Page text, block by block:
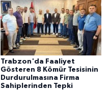
Trabzon'da Faaliyet
Gösteren 8 Kömür Tesisinin
Durdurulmasına Firma
Sahiplerinden Tepki